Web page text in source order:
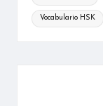
Vocabulario HSK